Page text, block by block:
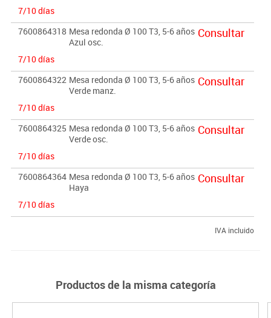
7/10 días
7600864318 Mesa redonda Ø 100 T3, 5-6 años
Azul osc.
7/10 días
Consultar
7600864322 Mesa redonda Ø 100 T3, 5-6 años
Verde manz.
7/10 días
Consultar
7600864325 Mesa redonda Ø 100 T3, 5-6 años
Verde osc.
7/10 días
Consultar
7600864364 Mesa redonda Ø 100 T3, 5-6 años
Haya
7/10 días
Consultar
IVA incluido
Productos de la misma categoría